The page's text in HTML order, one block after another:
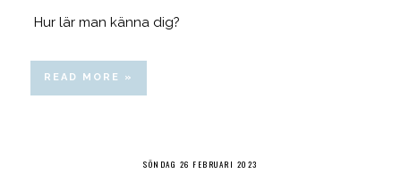
Hur lär man känna dig?
READ MORE »
SÖNDAG 26 FEBRUARI 2023